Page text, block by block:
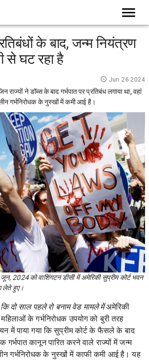
के बाद, जन्म नियंत्रण
से घट रहा है
Jun 26 2024
राज्यों ने डॉब्स के बाद गर्भपात पर प्रतिबंध लगाया था, वहां
गर्भनिरोधक के नुस्खों में कमी आई है।
2024 को वाशिंगटन डीसी में अमेरिकी सुप्रीम कोर्ट भवन
लेते हुए।
दो साल पहले रो बनाम वेड मामले मेंअमेरिकी
के गर्भनिरोधक उपयोग को बुरी तरह
में पाया गया कि सुप्रीम कोर्ट के फैसले के बाद
कानून पारित करने वाले राज्यों में जन्म
गर्भनिरोधक के नुस्खों में काफी कमी आई है। यह